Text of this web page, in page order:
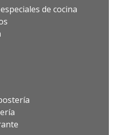
de cocina